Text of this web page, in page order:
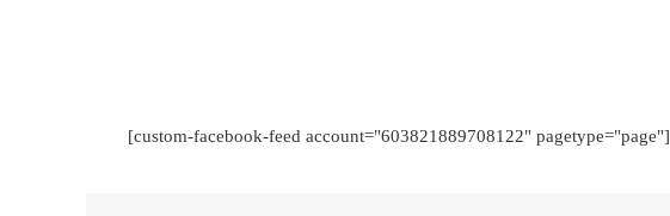
[custom-facebook-feed account="603821889708122" pagetype="page"]